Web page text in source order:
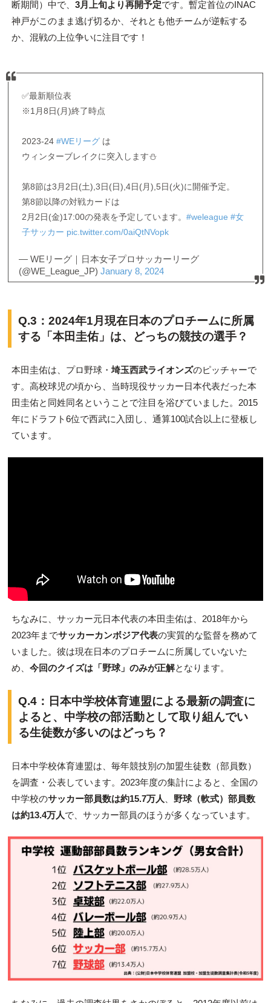
断期間）中で、 3月上旬より再開予定です。暫定首位のINAC
神戸がこのまま逃げ切るか、それとも他チームが逆転する
か、混戦の上位争いに注目です！
✅最新順位表
※1月8日(月)終了時点
2023-24#WEリーグ は
ウィンターブレイクに突入します⛄️
第8節は3月2日(土),3日(日),4日(月),5日(火)に開催予定。
第8節以降の対戦カードは
2月2日(金)17:00の発表を予定しています。#weleague #女
子サッカー pic.twitter.com/0aiQtNVopk
— WEリーグ｜日本女子プロサッカーリーグ
(@WE_League_JP) January 8, 2024
Q.3：2024年1月 現在日本のプロチームに所属
する「本田圭佑」は、どっちの競技の選手？
本田圭佑は、プロ野球・埼玉西武ライオンズのピッチャーで
す。高校球児の頃から、当時現役サッカー日本代表だった本
田圭佑と同姓同名ということで注目を浴びていました。2015
年にドラフト6位で西武に入団し、通算100試合以上に登板し
ています。
ちなみに、サッカー元日本代表の本田圭佑は、2018年から
2023年までサッカーカンボジア代表の実質的な監督を務めて
いました。彼は現在日本のプロチームに所属していないた
め、 今回のクイズは「野球」のみが正解となります。
Q.4： 日本中学校体育連盟による最新の調査に
よると、中学校の部活動として取り組んでい
る生徒数が多いのはどっち？
日本中学校体育連盟は、毎年競技別の加盟生徒数（部員数）
を調査・公表しています。2023年度の集計によると、全国の
中学校のサッカー部員数は約15.7万人
野球（軟式）部員数
は約13.4万人で、サッカー部員のほうが多くなっています。